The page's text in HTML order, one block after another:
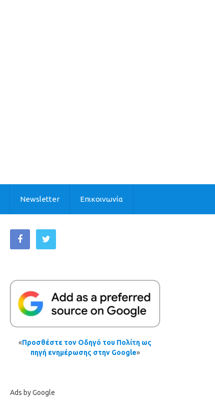
Newsletter Επικοινωνία
«Προσθέστε τον Οδηγό του Πολίτη ως
πηγή ενημέρωσης στην Google»
Ads by Google